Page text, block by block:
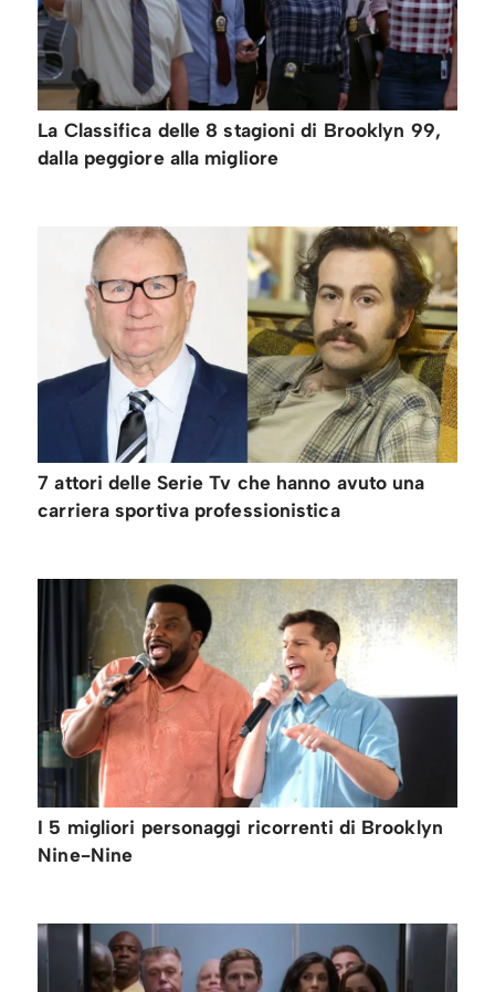
La Classifica delle 8 stagioni di Brooklyn 99,
dalla peggiore alla migliore
7 attori delle Serie Tv che hanno avuto una
carriera sportiva professionistica
I 5 migliori personaggi ricorrenti di Brooklyn
Nine-Nine